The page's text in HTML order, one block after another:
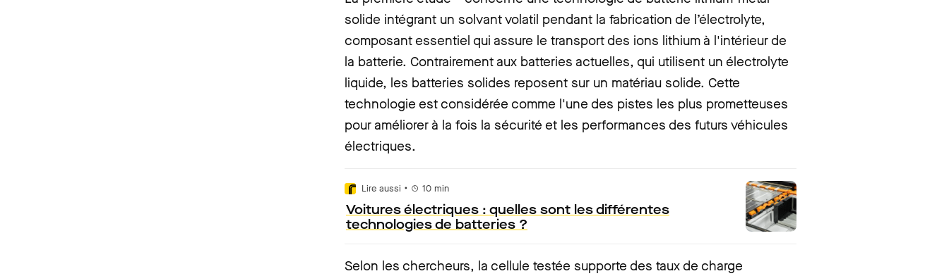
solide intégrant un solvant volatil pendant la fabrication de l’électrolyte,
composant essentiel qui assure le transport des ions lithium à l'intérieur de
la batterie. Contrairement aux batteries actuelles, qui utilisent un électrolyte
liquide, les batteries solides reposent sur un matériau solide. Cette
technologie est considérée comme l'une des pistes les plus prometteuses
pour améliorer à la fois la sécurité et les performances des futurs véhicules
électriques.
Lire aussi • 10 min
Voitures électriques : quelles sont les différentes
technologies de batteries ?
Selon les chercheurs, la cellule testée supporte des taux de charge